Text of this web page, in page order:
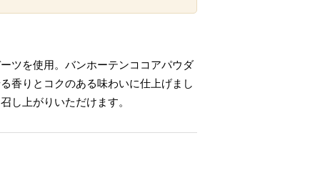
ツを使用。バンホーテンココアパウダ
香りとコクのある味わいに仕上げまし
し上がりいただけます。